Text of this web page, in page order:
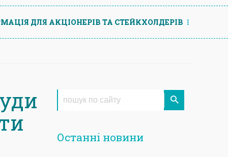
ДЛЯ АКЦIОНЕРIВ ТА СТЕЙКХОЛДЕРIВ
Останні новини